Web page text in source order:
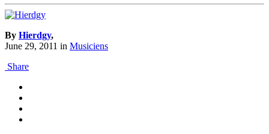
By Hierdgy,
June 29, 2011 in Musiciens
Share